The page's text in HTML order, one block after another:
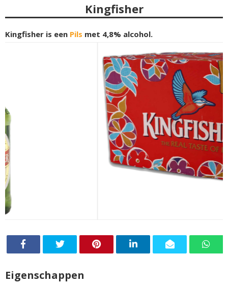
Kingfisher
Kingfisher is een Pils met 4,8% alcohol.
Eigenschappen